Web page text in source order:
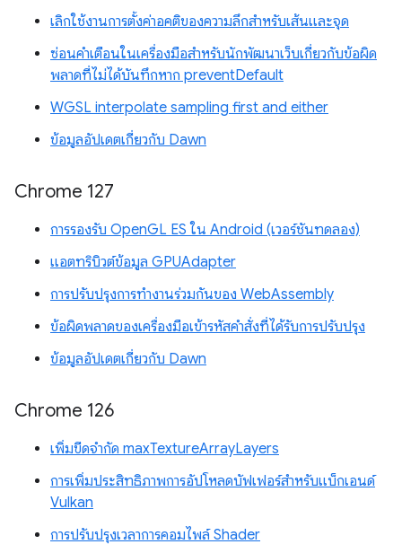
เลิกใช้งานการตั้งค่าอคติของความลึกสำหรับเส้นและจุด
ซ่อนคำเตือนในเครื่องมือสำหรับนักพัฒนาเว็บเกี่ยวกับข้อผิด
พลาดที่ไม่ได้บันทึกหาก preventDefault
WGSL interpolate sampling first and either
ข้อมูลอัปเดตเกี่ยวกับ Dawn
Chrome 127
การรองรับ OpenGL ES ใน Android (เวอร์ชันทดลอง)
แอตทริบิวต์ข้อมูล GPUAdapter
การปรับปรุงการทำงานร่วมกันของ WebAssembly
ข้อผิดพลาดของเครื่องมือเข้ารหัสคำสั่งที่ได้รับการปรับปรุง
ข้อมูลอัปเดตเกี่ยวกับ Dawn
Chrome 126
เพิ่มขีดจำกัด maxTextureArrayLayers
การเพิ่มประสิทธิภาพการอัปโหลดบัฟเฟอร์สำหรับแบ็กเอนด์
Vulkan
การปรับปรุงเวลาการคอมไพล์ Shader